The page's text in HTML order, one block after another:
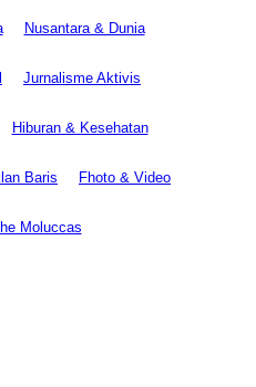
Nusantara & Dunia
Jurnalisme Aktivis
Hiburan & Kesehatan
Baris Fhoto & Video
Moluccas